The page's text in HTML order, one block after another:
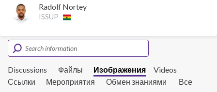
Radolf Nortey
ISSUP
Discussions Файлы Изображения
Videos
Ссылки
Мероприятия Обмен знаниями Все